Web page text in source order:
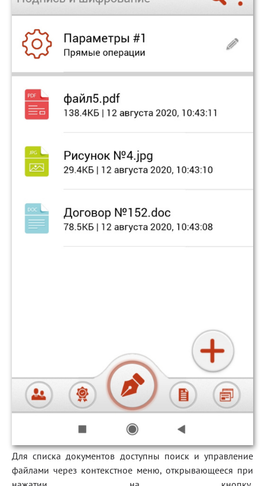
Для списка документов доступны поиск и управление
файлами через контекстное меню, открывающееся при